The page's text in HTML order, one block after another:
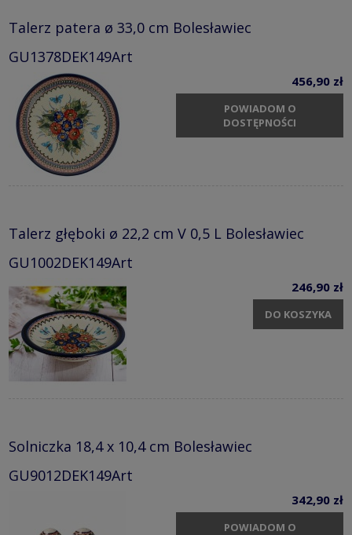
Talerz patera ø 33,0 cm Bolesławiec
GU1378DEK149Art
456,90 zł
POWIADOM O
DOSTĘPNOŚCI
Talerz głęboki ø 22,2 cm V 0,5 L Bolesławiec
GU1002DEK149Art
246,90 zł
DO KOSZYKA
Solniczka 18,4 x 10,4 cm Bolesławiec
GU9012DEK149Art
342,90 zł
POWIADOM O